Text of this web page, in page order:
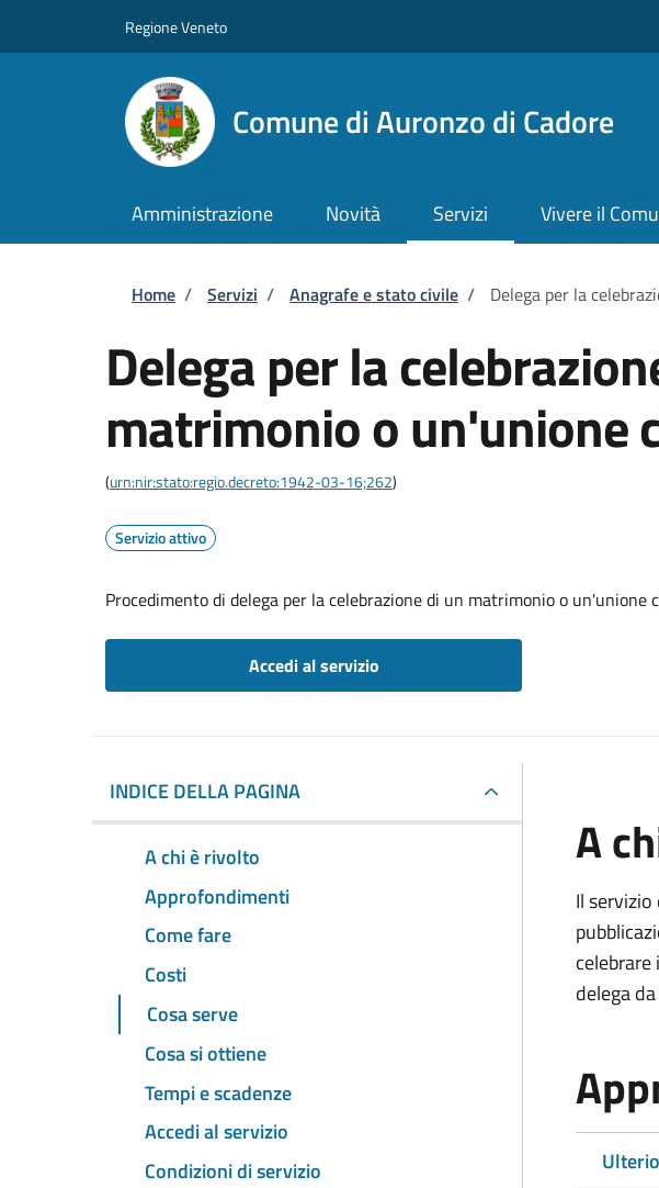
Regione Veneto
Comune di Auronzo di Cadore
Amministrazione Novità Servizi Vivere il
Briciole di pane
Home / Servizi / Anagrafe e stato civile / Delega per la
Delega per la
matrimonio o un'unione
(urn:nir:stato:regio.decreto:1942-03-16;262)
Servizio attivo
Procedimento di delega per la celebrazione di un matrimonio o un'unione
Accedi al servizio
INDICE DELLA PAGINA
A chi è rivolto
Approfondimenti
Come fare
Costi
Cosa serve
Cosa si ottiene
Tempi e scadenze
Accedi al servizio
Condizioni di servizio
A
Il
delega